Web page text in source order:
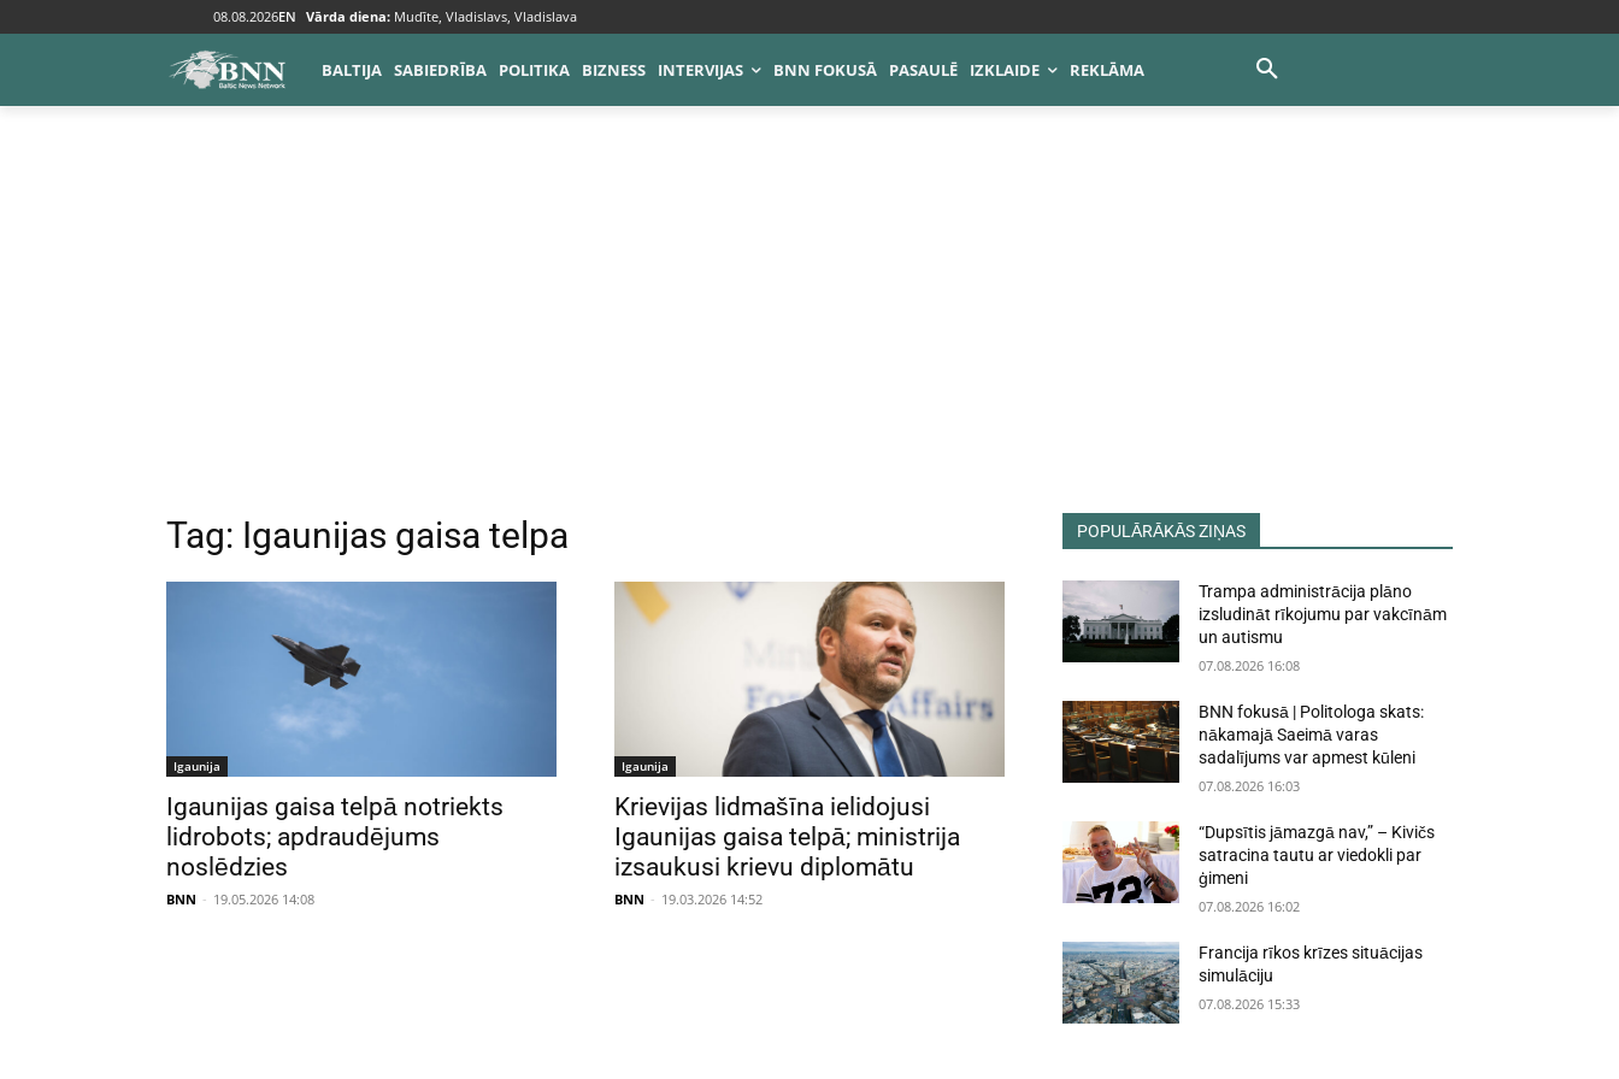
08.08.2026EN Vārda diena: Mudīte, Vladislavs, Vladislava
BALTIJA SABIEDRĪBA POLITIKA BIZNESS INTERVIJAS BNN FOKUSĀ PASAULĒ IZKLAIDE REKLĀMA
Tags Igaunijas gaisa telpa
Tag: Igaunijas gaisa telpa
Igaunija
Igaunijas gaisa telpā notriekts
lidrobots; apdraudējums
noslēdzies
BNN - 19.05.2026 14:08
Igaunija
Krievijas lidmašīna ielidojusi
Igaunijas gaisa telpā; ministrija
izsaukusi krievu diplomātu
BNN - 19.03.2026 14:52
POPULĀRĀKĀS ZIŅAS
Trampa administrācija plāno
izsludināt rīkojumu par vakcīnām
un autismu
07.08.2026 16:08
BNN fokusā | Politologa skats:
nākamajā Saeimā varas
sadalījums var apmest kūleni
07.08.2026 16:03
“Dupsītis jāmazgā nav,” – Kivičs
satracina tautu ar viedokli par
ģimeni
07.08.2026 16:02
Francija rīkos krīzes situācijas
simulāciju
07.08.2026 15:33